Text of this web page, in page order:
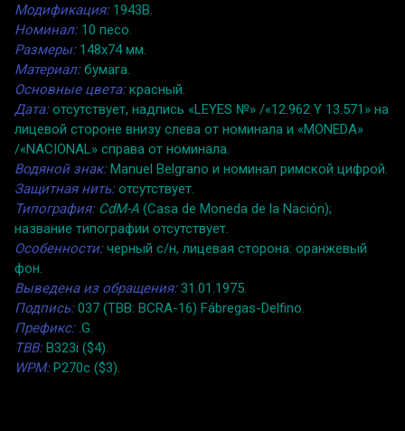
Модификация:1943B.
Номинал:10 песо.
Размеры:148x74 мм.
Материал:бумага.
Основные цвета:красный.
Дата:отсутствует, надпись «LEYES №» /«12.962 Y 13.571» на
лицевой стороне внизу слева от номинала и «MONEDA»
/«NACIONAL» справа от номинала.
Водяной знак:Manuel Belgrano и номинал римской цифрой.
Защитная нить:отсутствует.
Типография: CdM-A (Casa de Moneda de la Nación);
название типографии отсутствует.
Особенности:черный с/н, лицевая сторона: оранжевый
фон.
Выведена из обращения:31.01.1975.
Подпись:037 (TBB: BCRA-16) Fábregas-Delfino.
Префикс:.G.
TBB:B323i ($4).
WPM:P270c ($3).